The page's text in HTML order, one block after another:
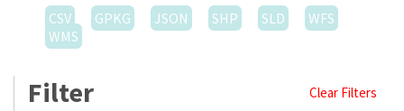
CSV
GPKG JSON SHP SLD
WFS
WMS
Filter Clear Filters